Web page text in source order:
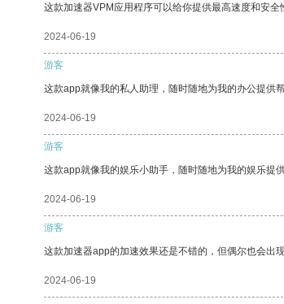
这款加速器VPM应用程序可以给你提供最高速度和安全
2024-06-19
游客
这款app就像我的私人助理，随时随地为我的办公提供
2024-06-19
游客
这款app就像我的娱乐小助手，随时随地为我的娱乐提供
2024-06-19
游客
这款加速器app的加速效果还是不错的，但偶尔也会出
2024-06-19